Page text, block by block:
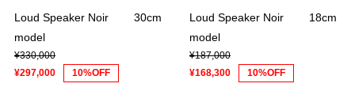
Loud Speaker Noir 30cm
model
¥330,000
¥297,000
10%OFF
Loud Speaker Noir 18cm
model
¥187,000
¥168,300
10%OFF